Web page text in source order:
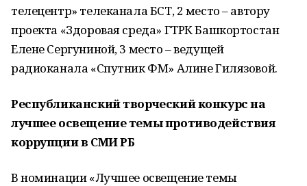
телецентр» телеканала БСТ, 2 место – автору
проекта «Здоровая среда» ГТРК Башкортостан
Елене Сергуниной, 3 место – ведущей
радиоканала «Спутник ФМ» Алине Гилязовой.
Республиканский творческий конкурс на
лучшее освещение темы противодействия
коррупции в СМИ РБ
В номинации «Лучшее освещение темы